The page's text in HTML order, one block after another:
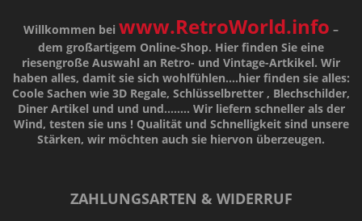
Willkommen bei www.RetroWorld.info –
dem großartigem Online-Shop. Hier finden Sie eine
riesengroße Auswahl an Retro- und Vintage-Artkikel. Wir
haben alles, damit sie sich wohlfühlen....hier finden sie alles:
Coole Sachen wie 3D Regale, Schlüsselbretter , Blechschilder,
Diner Artikel und und und........ Wir liefern schneller als der
Wind, testen sie uns ! Qualitätund Schnelligkeitsind unsere
Stärken, wir möchten auch sie hiervon überzeugen.
ZAHLUNGSARTEN & WIDERRUF